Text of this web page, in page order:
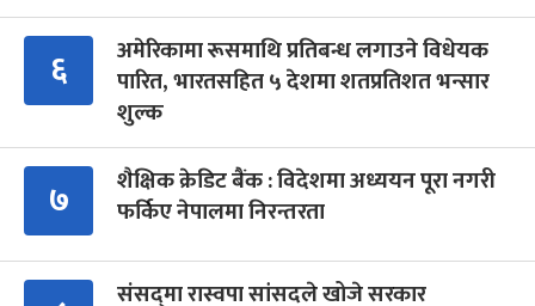
६
अमेरिकामा रूसमाथि प्रतिबन्ध लगाउने विधेयक
पारित, भारतसहित ५ देशमा शतप्रतिशत भन्सार
शुल्क
७
शैक्षिक क्रेडिट बैंक : विदेशमा अध्ययन पूरा नगरी
फर्किए नेपालमा निरन्तरता
संसद्‍मा रास्वपा सांसदले खोजे सरकार